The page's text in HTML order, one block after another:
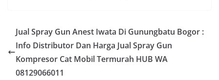
Jual Spray Gun Anest Iwata Di Gunungbatu Bogor :
Info Distributor Dan Harga Jual Spray Gun
Kompresor Cat Mobil Termurah HUB WA
08129066011